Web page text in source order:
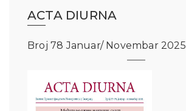
ACTA DIURNA
Broj 78 Januar/ Novembar 2025